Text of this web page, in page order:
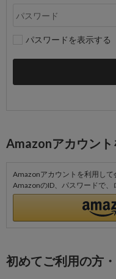
パスワードを表示する
Amazonアカウン
Amazonアカウントを利用して
AmazonのID、パスワードで、
初めてご利用の方